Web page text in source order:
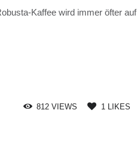
Kaffee wird immer öfter auf
812 VIEWS 1 LIKES